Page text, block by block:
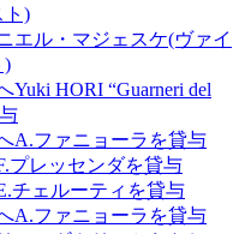
ト)
ル・マジェスケ(ヴァイ
)
Yuki HORI “Guarneri del
A.ファニョーラを貸与
プレッセンダを貸与
チェルーティを貸与
A.ファニョーラを貸与